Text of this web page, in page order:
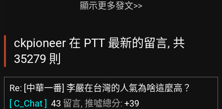
顯示更多發文>>
ckpioneer 在 PTT 最新的留言, 共
35279 則
Re: [中華一番] 李嚴在台灣的人氣為啥這麼高？
[ C_Chat ] 43 留言, 推噓總分: +39